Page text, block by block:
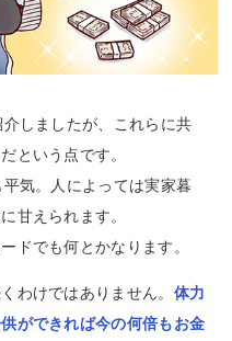
しましたが、これらに共
という点です。
気。人によっては実家暮
甘えられます。
ドでも何とかなります。
わけではありません。 体力
ができれば今の何倍もお金